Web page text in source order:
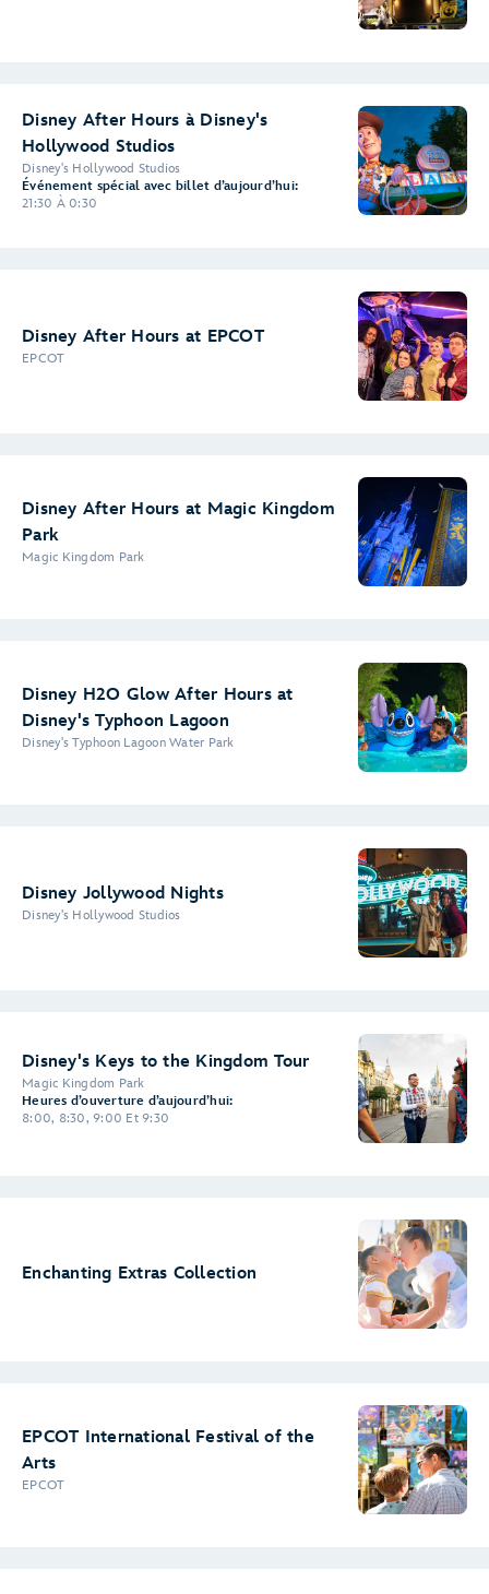
Disney After Hours à Disney's
Hollywood Studios
Disney's Hollywood Studios
Événement spécial avec billet d’aujourd’hui:
21:30 À 0:30
Disney After Hours at EPCOT
EPCOT
Disney After Hours at Magic Kingdom
Park
Magic Kingdom Park
Disney H2O Glow After Hours at
Disney's Typhoon Lagoon
Disney's Typhoon Lagoon Water Park
Disney Jollywood Nights
Disney's Hollywood Studios
Disney's Keys to the Kingdom Tour
Magic Kingdom Park
Heures d’ouverture d’aujourd’hui:
8:00, 8:30, 9:00 Et 9:30
Enchanting Extras Collection
EPCOT International Festival of the
Arts
EPCOT